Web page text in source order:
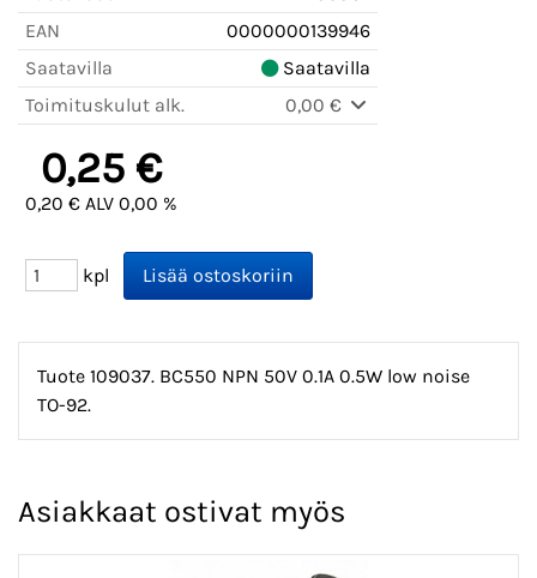
EAN
0000000139946
Saatavilla
Saatavilla
Toimituskulut alk.
0,00 €
0,25 €
0,20 € ALV 0,00 %
kpl
Tuote 109037. BC550 NPN 50V 0.1A 0.5W low noise
TO-92.
Asiakkaat ostivat myös